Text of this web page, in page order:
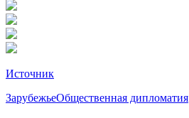
Источник
ЗарубежьеОбщественная дипломатия